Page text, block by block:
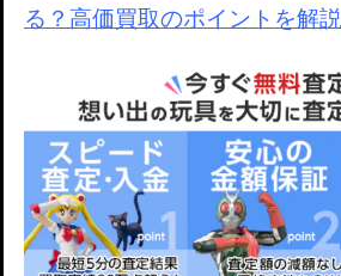
る？高価買取のポイントを解説